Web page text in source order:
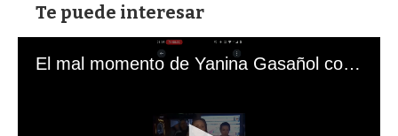
Te puede interesar
El mal momento de Yanina Gasañol con un hincha argentino en "Subrayado"